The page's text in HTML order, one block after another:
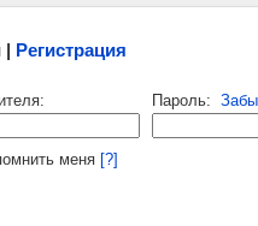
| Регистрация
Пароль:
меня [?]